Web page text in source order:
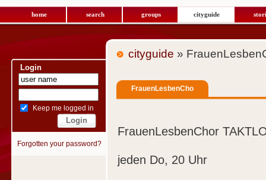
home search groups cityguide
Login
Keep me logged in
Forgotten your password?
cityguide »
FrauenLesbenCho
FrauenLesbenChor
jeden Do, 20 Uhr